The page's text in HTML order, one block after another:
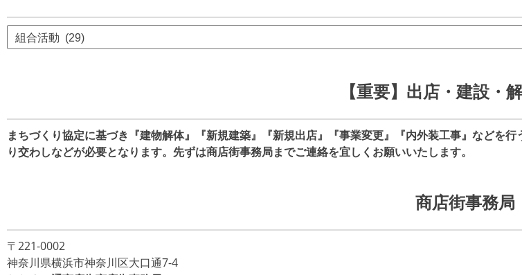
カ
テ
【重要】出店・建設・
まちづくり協定に基づき『建物解体』『新規建築』『新規出店』『事業変更』『内外装工事』などを
り交わしなどが必要となります。先ずは商店街事務局までご連絡を宜しくお願いいたします。
商店街事務局
〒221-0002
神奈川県横浜市神奈川区大口通7-4